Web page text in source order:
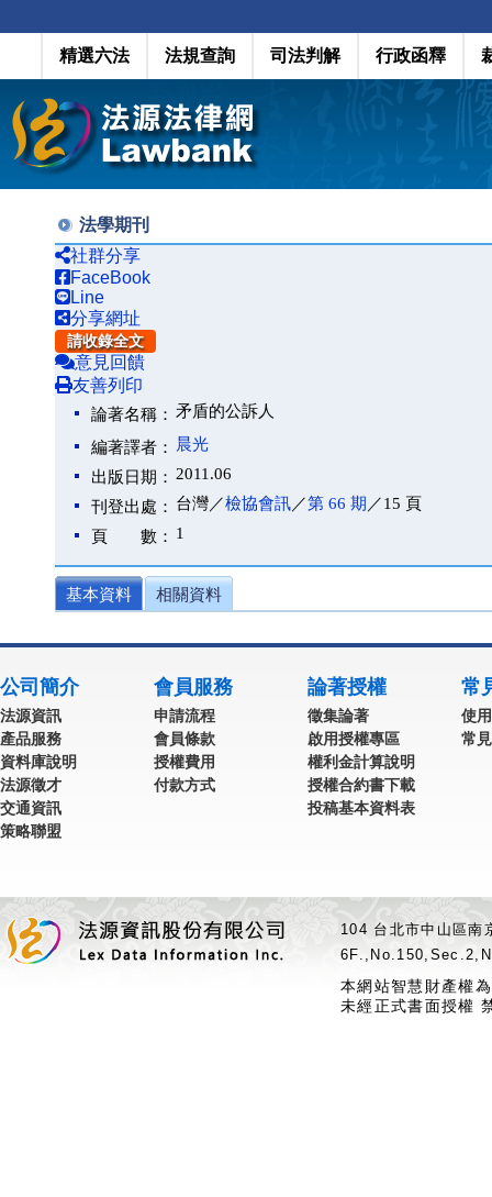
精選六法 法規查詢 司法判解 行政函釋
法學期刊
社群分享
FaceBook
Line
分享網址
請收錄全文
意見回饋
友善列印
論著名稱： 矛盾的公訴人
編著譯者：
晨光
出版日期： 2011.06
刊登出處： 台灣／檢協會訊／第 66 期 ／15 頁
頁 數： 1
基本資料 相關資料
公司簡介
法源資訊
產品服務
資料庫說明
法源徵才
交通資訊
策略聯盟
會員服務
申請流程
會員條款
授權費用
付款方式
論著授權
徵集論著
啟用授權專區
權利金計算說明
授權合約書下載
投稿基本資料表
常
使
常
104 台北市中山區
本網站智慧財產權
未經正式書面授權